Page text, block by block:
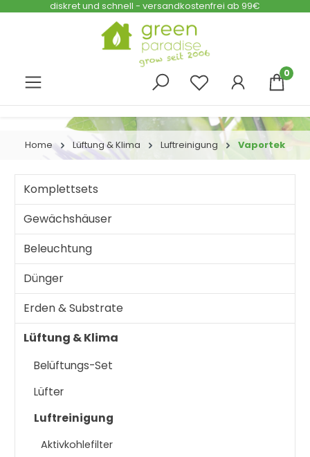
Zum Hauptinhalt springen
diskret und schnell - versandkostenfrei ab 99€
0
Home Lüftung & Klima Luftreinigung Vaportek
Komplettsets
Gewächshäuser
Beleuchtung
Dünger
Erden & Substrate
Lüftung & Klima
Belüftungs-Set
Lüfter
Luftreinigung
Aktivkohlefilter